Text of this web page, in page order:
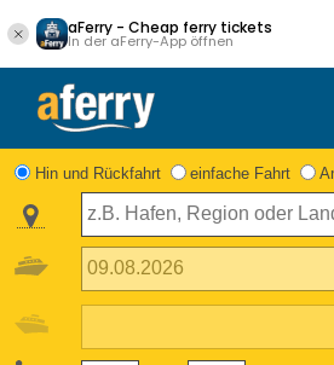
aFerry - Cheap ferry tickets
In der aFerry-App öffnen
Hin und Rückfahrt einfache Fahrt